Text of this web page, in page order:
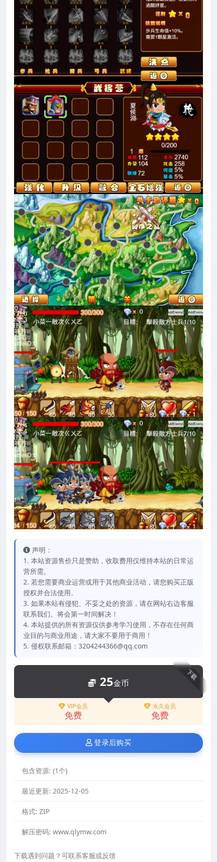
声明：
1. 本站资源售价只是赞助，收取费用仅维持本站的日常运
营所需。
2. 若您需要商业运营或用于其他商业活动，请您购买正版
授权并合法使用。
3. 如果本站有侵犯、不妥之处的资源，请在网站右边客服
联系我们。将会第一时间解决！
4. 本站提供的所有资源仅供参考学习使用，不存在任何商
业目的与商业用途，请大家不要用于商用！
5. 侵权联系邮箱：3204244366@qq.com
下载
25金币
VIP会员
免费
永久会员
免费
登录后购买
包含资源: (1个)
最近更新: 2025-12-05
格式: ZIP
解压密码: www.qlymw.com
下载遇到问题？可联系客服或反馈